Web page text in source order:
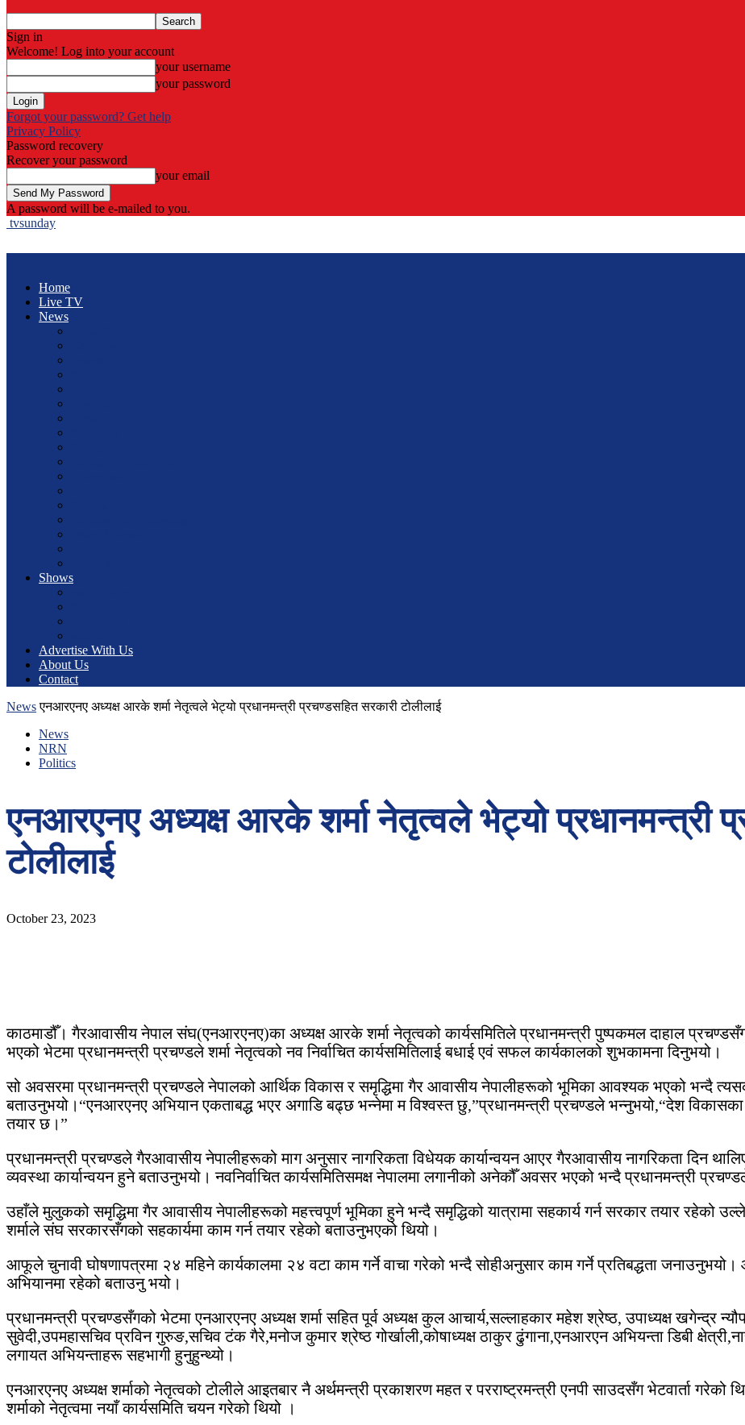
Sign in
Welcome! Log into your account
your username
your password
Forgot your password? Get help
Privacy Policy
Password recovery
Recover your password
your email
A password will be e-mailed to you.
tvsunday
Home
Live TV
News
Shows
Advertise With Us
About Us
Contact
News एनआरएनए अध्यक्ष आरके शर्मा नेतृत्वले भेट्यो प्रधानमन्त्री प्रचण्डसहित सरकारी टोलीलाई
News
NRN
Politics
एनआरएनए अध्यक्ष आरके शर्मा नेतृत्वले भेट्यो प्रधानमन्त्री
टोलीलाई
October 23, 2023
काठमाडौँ। गैरआवासीय नेपाल संघ(एनआरएनए)का अध्यक्ष आरके शर्मा नेतृत्वको कार्यसमितिले प्रधानमन्त्री पुष्पकमल दाहाल प्रचण्डसँग
भएको भेटमा प्रधानमन्त्री प्रचण्डले शर्मा नेतृत्वको नव निर्वाचित कार्यसमितिलाई बधाई एवं सफल कार्यकालको शुभकामना दिनुभयो।
सो अवसरमा प्रधानमन्त्री प्रचण्डले नेपालको आर्थिक विकास र समृद्धिमा गैर आवासीय नेपालीहरूको भूमिका आवश्यक भएको भन्दै
बताउनुभयो।“एनआरएनए अभियान एकताबद्ध भएर अगाडि बढ्छ भन्नेमा म विश्वस्त छु,”प्रधानमन्त्री प्रचण्डले भन्नुभयो,“देश विकासका
तयार छ।”
प्रधानमन्त्री प्रचण्डले गैरआवासीय नेपालीहरूको माग अनुसार नागरिकता विधेयक कार्यान्वयन आएर गैरआवासीय नागरिकता दिन
व्यवस्था कार्यान्वयन हुने बताउनुभयो। नवनिर्वाचित कार्यसमितिसमक्ष नेपालमा लगानीको अनेकौँ अवसर भएको भन्दै प्रधानमन्त्री
उहाँले मुलुकको समृद्धिमा गैर आवासीय नेपालीहरूको महत्त्वपूर्ण भूमिका हुने भन्दै समृद्धिको यात्रामा सहकार्य गर्न सरकार तयार रहेको
शर्माले संघ सरकारसँगको सहकार्यमा काम गर्न तयार रहेको बताउनुभएको थियो।
आफूले चुनावी घोषणापत्रमा २४ महिने कार्यकालमा २४ वटा काम गर्ने वाचा गरेको भन्दै सोहीअनुसार काम गर्ने प्रतिबद्धता
अभियानमा रहेको बताउनु भयो।
प्रधानमन्त्री प्रचण्डसँगको भेटमा एनआरएनए अध्यक्ष शर्मा सहित पूर्व अध्यक्ष कुल आचार्य,सल्लाहकार महेश श्रेष्ठ, उपाध्यक्ष खगेन्द्र
सुवेदी,उपमहासचिव प्रविन गुरुङ,सचिव टंक गैरे,मनोज कुमार श्रेष्ठ गोर्खाली,कोषाध्यक्ष ठाकुर ढुंगाना,एनआरएन अभियन्ता डिबी
लगायत अभियन्ताहरू सहभागी हुनुहुन्थ्यो।
एनआरएनए अध्यक्ष शर्माको नेतृत्वको टोलीले आइतबार नै अर्थमन्त्री प्रकाशरण महत र परराष्ट्रमन्त्री एनपी साउदसँग भेटवार्ता
शर्माको नेतृत्वमा नयाँ कार्यसमिति चयन गरेको थियो ।